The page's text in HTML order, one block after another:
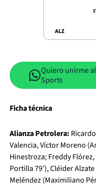
ALZ
Quiero unirme
Sports
Ficha técnica
Alianza Petrolera:
Valencia, Víctor Moreno
Hinestroza; Freddy
Portilla 79’), Cléider
Meléndez (Maximiliano